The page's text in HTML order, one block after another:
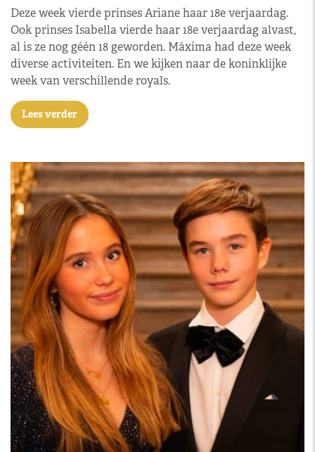
Deze week vierde prinses Ariane haar 18e verjaardag.
Ook prinses Isabella vierde haar 18e verjaardag alvast,
al is ze nog géén 18 geworden. Máxima had deze week
diverse activiteiten. En we kijken naar de koninklijke
week van verschillende royals.
Lees verder